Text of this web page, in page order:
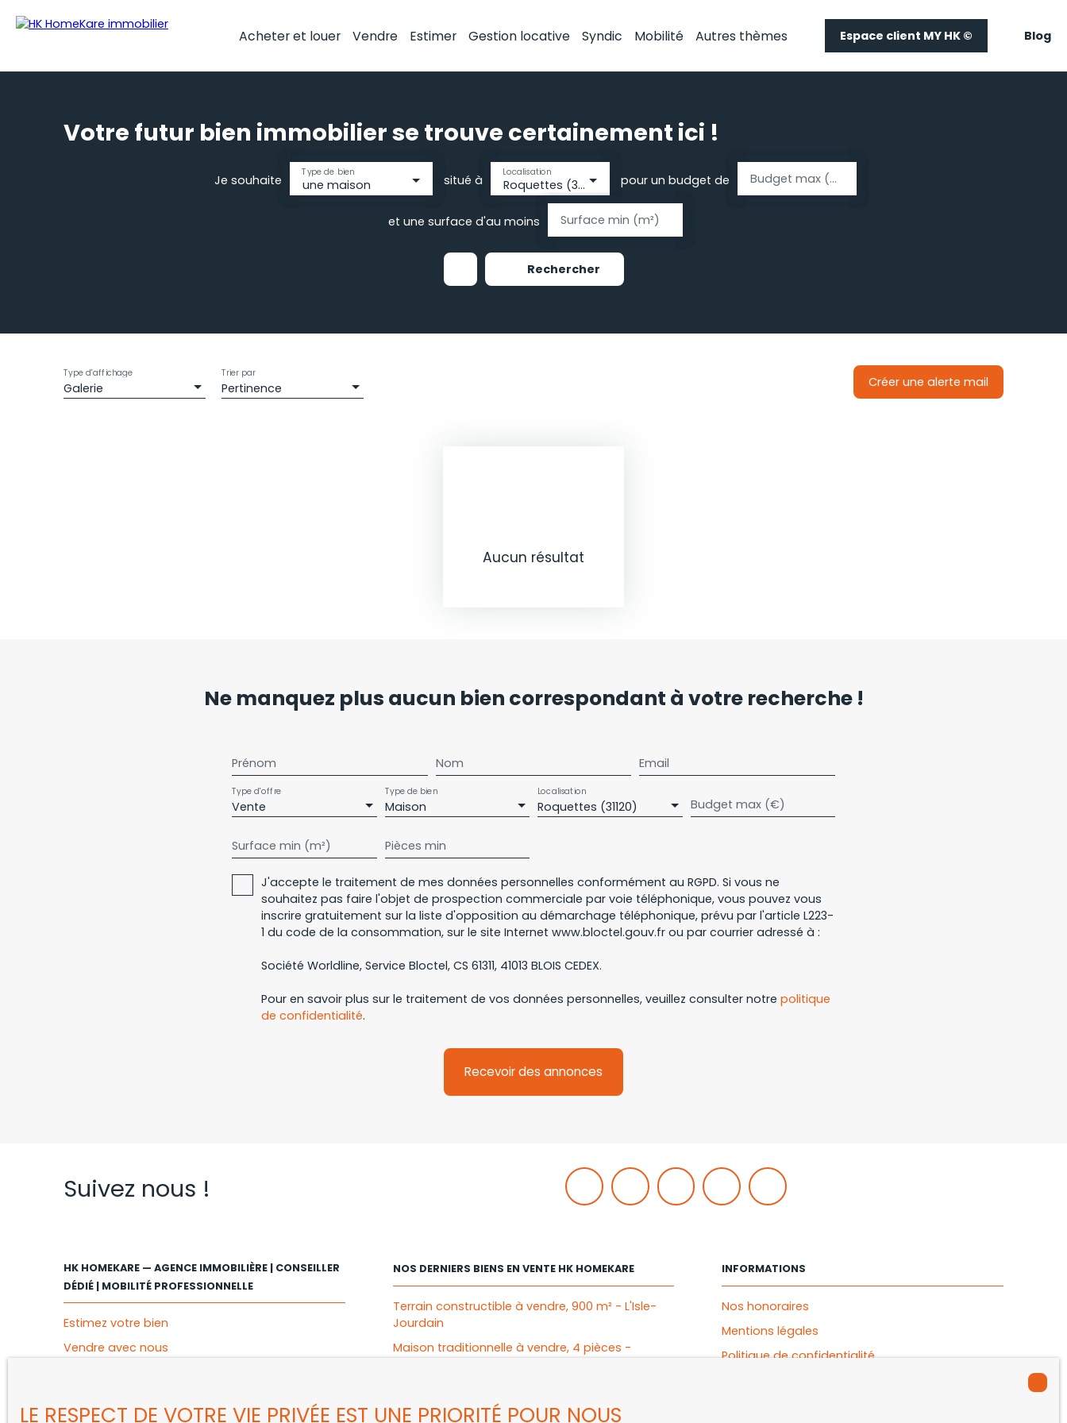
Acheter et louer Vendre Estimer Gestion locative Syndic Mobilité Autres thèmes Espace client MY HK © Blog
Votre futur bien immobilier se trouve certainement ici !
Je souhaite une maison
Type de bien
situé à Roquettes (31120)
Localisation
pour un budget de Budget max (€)
et une surface d'au moins Surface min (m²)
Rechercher
Galerie
Type d'affichage
Pertinence
Trier par
Créer une alerte mail
Aucun résultat
Ne manquez plus aucun bien correspondant à votre recherche !
Prénom Nom Email
Vente
Type d'offre
Maison
Type de bien
Roquettes (31120)
Localisation
Budget max (€)
Surface min (m²) Pièces min
J'accepte le traitement de mes données personnelles conformément au RGPD. Si vous ne
souhaitez pas faire l'objet de prospection commerciale par voie téléphonique, vous pouvez vous
inscrire gratuitement sur la liste d'opposition au démarchage téléphonique, prévu par l'article L223-
1 du code de la consommation, sur le site Internet www.bloctel.gouv.fr ou par courrier adressé à :
Société Worldline, Service Bloctel, CS 61311, 41013 BLOIS CEDEX.
Pour en savoir plus sur le traitement de vos données personnelles, veuillez consulter notre politique
de confidentialité.
Recevoir des annonces
Suivez nous !
HK HOMEKARE — AGENCE IMMOBILIÈRE | CONSEILLER
DÉDIÉ | MOBILITÉ PROFESSIONNELLE
Estimez votre bien
Vendre avec nous
NOS DERNIERS BIENS EN VENTE HK HOMEKARE
Terrain constructible à vendre, 900 m² - L'Isle-
Jourdain
Maison traditionnelle à vendre, 4 pièces -
Appartement à vendre, 2 pièces - Mérignac
INFORMATIONS
Nos honoraires
Mentions légales
Politique de confidentialité
LE RESPECT DE VOTRE VIE PRIVÉE EST UNE PRIORITÉ POUR NOUS